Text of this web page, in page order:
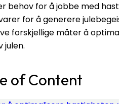
behov for å jobbe med
for å generere
forskjellige måter å
julen.
of Content